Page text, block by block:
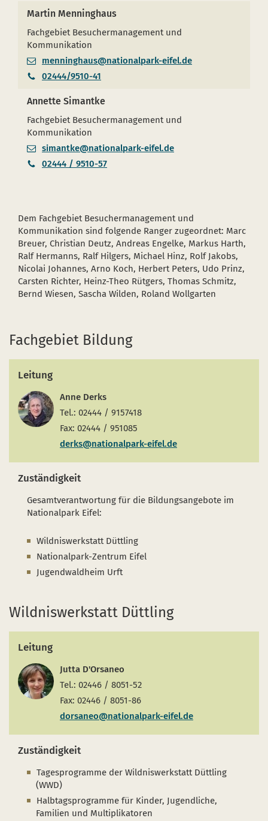
Martin Menninghaus
Fachgebiet Besuchermanagement und
Kommunikation
menninghaus@nationalpark-eifel.de
02444/9510-41
Annette Simantke
Fachgebiet Besuchermanagement und
Kommunikation
simantke@nationalpark-eifel.de
02444 / 9510-57
Dem Fachgebiet Besuchermanagement und
Kommunikation sind folgende Ranger zugeordnet: Marc
Breuer, Christian Deutz, Andreas Engelke, Markus Harth,
Ralf Hermanns, Ralf Hilgers, Michael Hinz, Rolf Jakobs,
Nicolai Johannes, Arno Koch, Herbert Peters, Udo Prinz,
Carsten Richter, Heinz-Theo Rütgers, Thomas Schmitz,
Bernd Wiesen, Sascha Wilden, Roland Wollgarten
Fachgebiet Bildung
Leitung
Anne Derks
Tel.: 02444 / 9157418
Fax: 02444 / 951085
derks@nationalpark-eifel.de
Zuständigkeit
Gesamtverantwortung für die Bildungsangebote im
Nationalpark Eifel:
Wildniswerkstatt Düttling
Nationalpark-Zentrum Eifel
Jugendwaldheim Urft
Wildniswerkstatt Düttling
Leitung
Jutta D'Orsaneo
Tel.: 02446 / 8051-52
Fax: 02446 / 8051-86
dorsaneo@nationalpark-eifel.de
Zuständigkeit
Tagesprogramme der Wildniswerkstatt Düttling
(WWD)
Halbtagsprogramme für Kinder, Jugendliche,
Familien und Multiplikatoren